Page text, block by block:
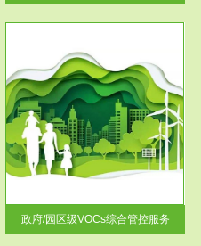
政府/园区级VOCs综合管控服务